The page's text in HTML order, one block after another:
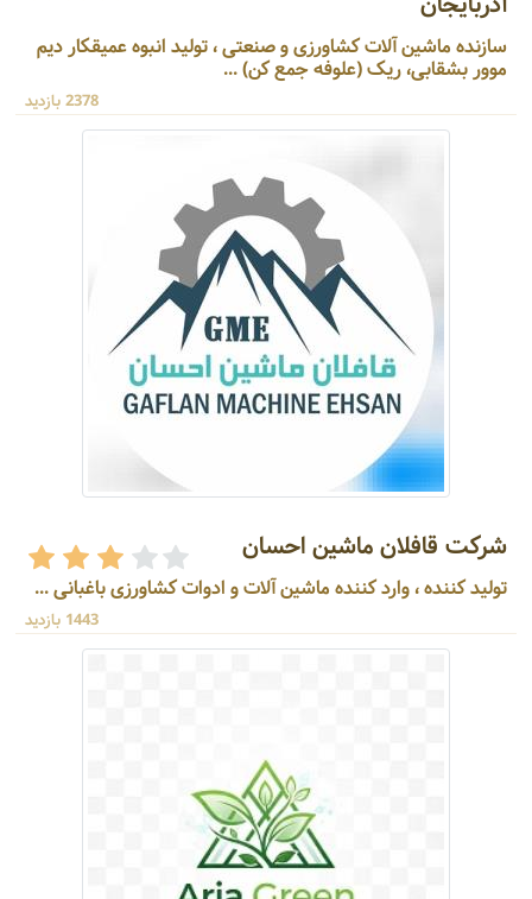
سازنده ماشین آلات کشاورزی و صنعتی ، تولید انبوه عمیقکار دیم
موور بشقابی، ریک (علوفه جمع کن) ...
2378 بازدید
شرکت قافلان ماشین احسان
تولید کننده ، وارد کننده ماشین آلات و ادوات کشاورزی باغبانی ...
1443 بازدید